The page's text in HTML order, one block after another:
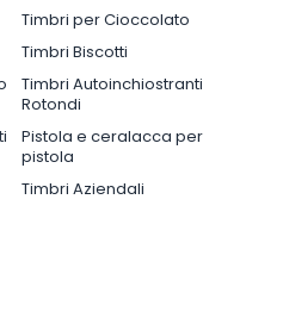
Timbri per Cioccolato
Timbri Biscotti
Timbri Autoinchiostranti
Rotondi
Pistola e ceralacca per
pistola
Timbri Aziendali